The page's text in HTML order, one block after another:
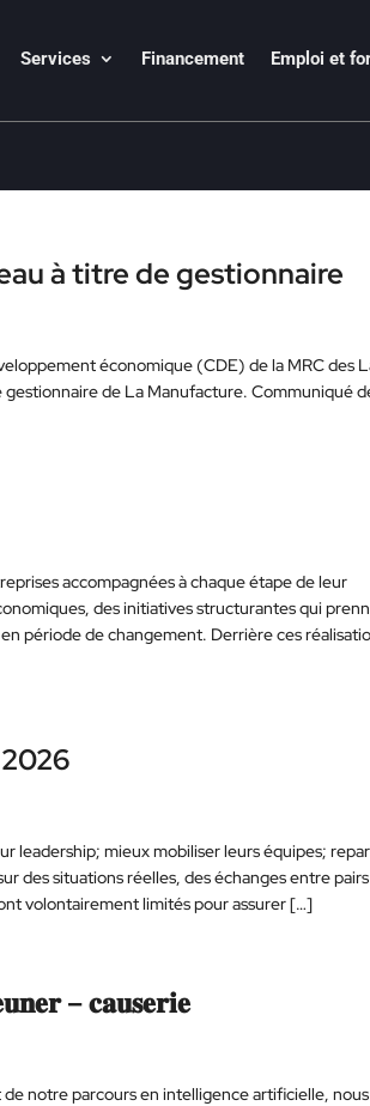
Services Financement Emploi et
à titre de gestionnaire
économique (CDE) de la MRC des
de La Manufacture. Communiqué
accompagnées à chaque étape de leur
des initiatives structurantes qui
période de changement. Derrière ces
leadership; mieux mobiliser leurs équipes;
des situations réelles, des échanges entre
volontairement limités pour assurer […]
– 𝐜𝐚𝐮𝐬𝐞𝐫𝐢𝐞
notre parcours en intelligence artificielle,